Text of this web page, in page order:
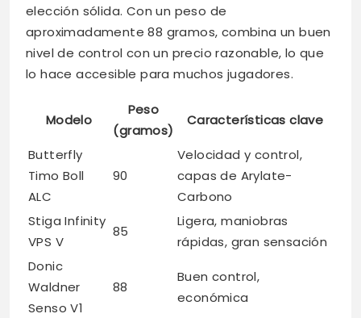
elección sólida. Con un peso de
aproximadamente 88 gramos, combina un buen
nivel de control con un precio razonable, lo que
lo hace accesible para muchos jugadores.
Modelo
Peso
(gramos)
Características clave
Butterfly
Timo Boll
ALC
90
Velocidad y control,
capas de Arylate-
Carbono
Stiga Infinity
VPS V
85
Ligera, maniobras
rápidas, gran sensación
Donic
Waldner
Senso V1
88
Buen control,
económica